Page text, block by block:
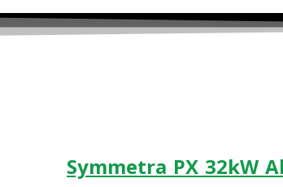
Symmetra PX 32kW